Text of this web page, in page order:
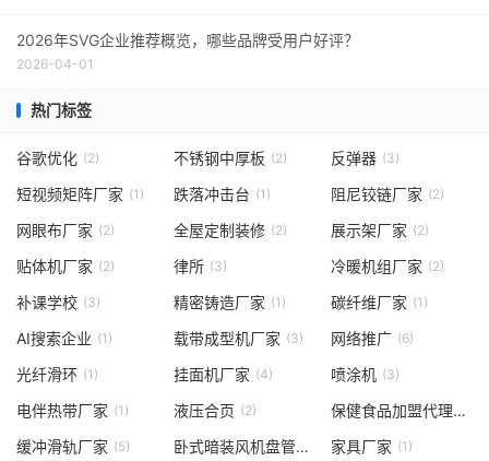
2026年SVG企业推荐概览，哪些品牌受用户好评？
2026-04-01
热门标签
谷歌优化 (2) 不锈钢中厚板 (2) 反弹器 (3)
短视频矩阵厂家 (1) 跌落冲击台 (1) 阻尼铰链厂家 (2)
网眼布厂家 (2) 全屋定制装修 (2) 展示架厂家 (2)
贴体机厂家 (2) 律所 (3) 冷暖机组厂家 (2)
补课学校 (3) 精密铸造厂家 (1) 碳纤维厂家 (1)
AI搜索企业 (1) 载带成型机厂家 (3) 网络推广 (6)
光纤滑环 (1) 挂面机厂家 (4) 喷涂机 (3)
电伴热带厂家 (1) 液压合页 (2) 保健食品加盟代理
(2)
缓冲滑轨厂家 (5) 卧式暗装风机盘管公司 (1)
家具厂家 (1)